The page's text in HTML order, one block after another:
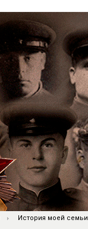
История моей семьи